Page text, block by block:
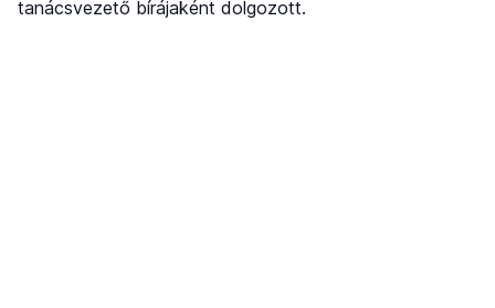
tanácsvezető bírájaként dolgozott.